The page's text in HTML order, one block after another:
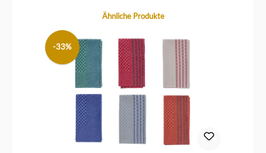
Produktgalerie überspringenÄhnliche Produkte
-33%